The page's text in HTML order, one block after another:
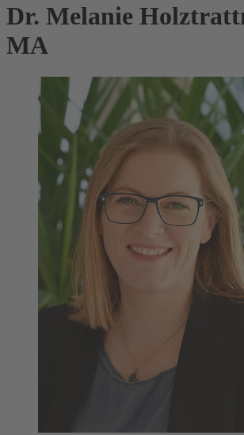
Dr. Melanie
MA